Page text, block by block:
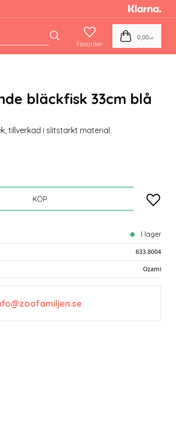
FavoriterKundvagn
0,00KR
bläckfisk 33cm blå
tillverkad i slitstarkt material.
KÖP Lägg
I lager
633.8004
Ozami